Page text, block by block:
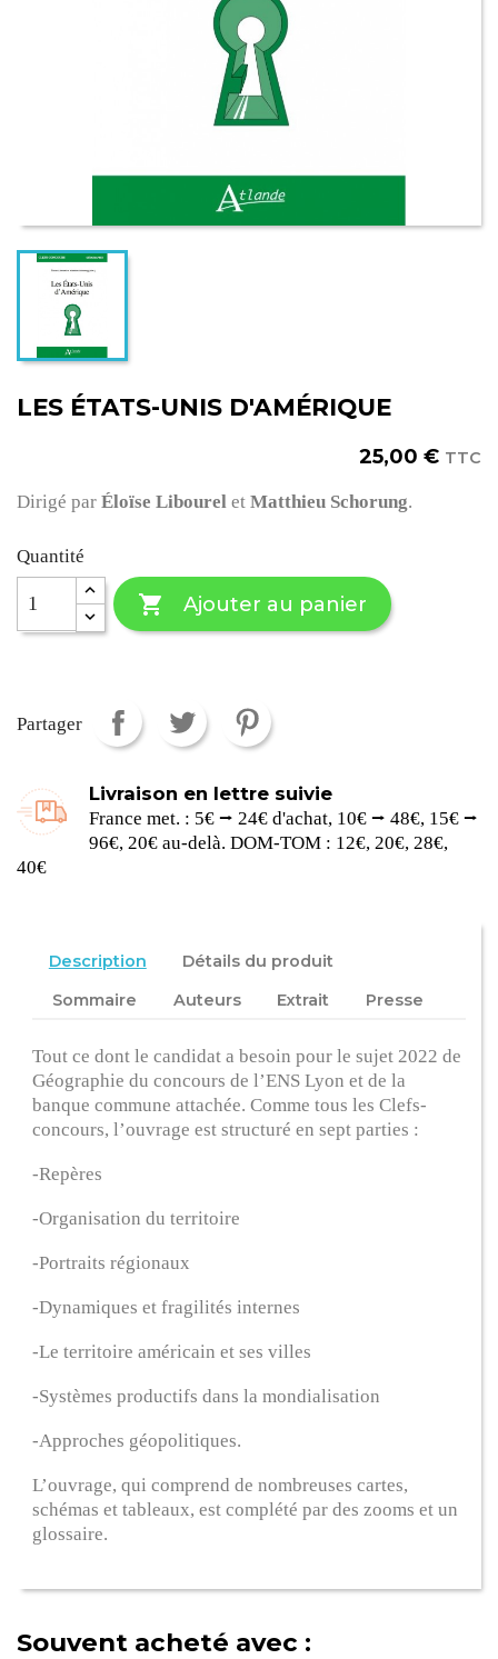
LES ÉTATS-UNIS D'AMÉRIQUE
25,00 € TTC
Dirigé par Éloïse Libourel et Matthieu Schorung.
Quantité
 Ajouter au panier
Partager
Livraison en lettre suivie
France met. : 5€ ⭢ 24€ d'achat, 10€ ⭢ 48€, 15€ ⭢
96€, 20€ au-delà. DOM-TOM : 12€, 20€, 28€,
40€
Description
Détails du produit
Sommaire
Auteurs Extrait Presse
Tout ce dont le candidat a besoin pour le sujet 2022 de
Géographie du concours de l’ENS Lyon et de la
banque commune attachée. Comme tous les Clefs-
concours, l’ouvrage est structuré en sept parties :
-Repères
-Organisation du territoire
-Portraits régionaux
-Dynamiques et fragilités internes
-Le territoire américain et ses villes
-Systèmes productifs dans la mondialisation
-Approches géopolitiques.
L’ouvrage, qui comprend de nombreuses cartes,
schémas et tableaux, est complété par des zooms et un
glossaire.
Souvent acheté avec :